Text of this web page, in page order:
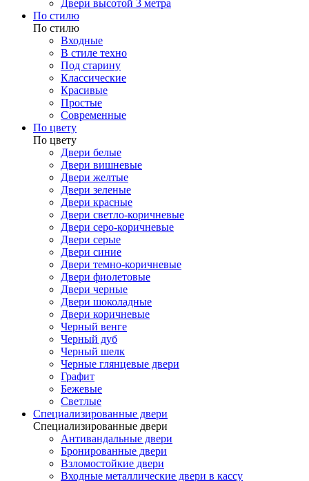
Двери высотой 3 метра
По стилю
По стилю
Входные
В стиле техно
Под старину
Классические
Красивые
Простые
Современные
По цвету
По цвету
Двери белые
Двери вишневые
Двери желтые
Двери зеленые
Двери красные
Двери светло-коричневые
Двери серо-коричневые
Двери серые
Двери синие
Двери темно-коричневые
Двери фиолетовые
Двери черные
Двери шоколадные
Двери коричневые
Черный венге
Черный дуб
Черный шелк
Черные глянцевые двери
Графит
Бежевые
Светлые
Специализированные двери
Специализированные двери
Антивандальные двери
Бронированные двери
Взломостойкие двери
Входные металлические двери в кассу